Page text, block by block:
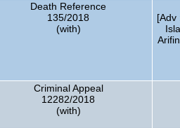
Death Reference
135/2018
(with)
[Adv
Criminal Appeal
12282/2018
(with)